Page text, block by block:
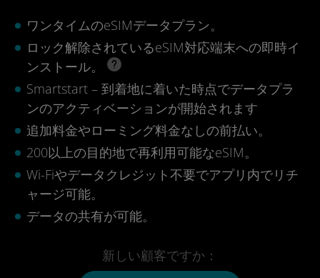
ワンタイムのeSIMデータプラン。
ロック解除されているeSIM対応端末への即時イ
ンストール。
Smartstart – 到着地に着いた時点でデータプラ
ンのアクティベーションが開始されます
追加料金やローミング料金なしの前払い。
200以上の目的地で再利用可能なeSIM。
Wi-Fiやデータクレジット不要でアプリ内でリチ
ャージ可能。
データの共有が可能。
新しい顧客ですか：